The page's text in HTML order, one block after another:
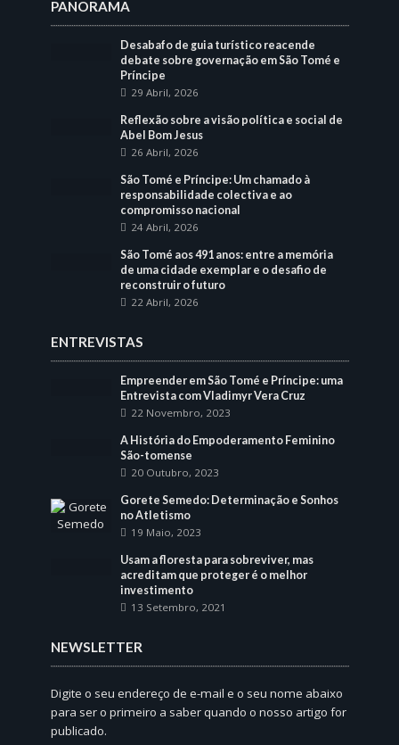
PANORAMA
Desabafo de guia turístico reacende
debate sobre governação em São Tomé e
Príncipe
29 Abril, 2026
Reflexão sobre a visão política e social de
Abel Bom Jesus
26 Abril, 2026
São Tomé e Príncipe: Um chamado à
responsabilidade colectiva e ao
compromisso nacional
24 Abril, 2026
São Tomé aos 491 anos: entre a memória
de uma cidade exemplar e o desafio de
reconstruir o futuro
22 Abril, 2026
ENTREVISTAS
Empreender em São Tomé e Príncipe: uma
Entrevista com Vladimyr Vera Cruz
22 Novembro, 2023
A História do Empoderamento Feminino
São-tomense
20 Outubro, 2023
Gorete Semedo: Determinação e Sonhos
no Atletismo
19 Maio, 2023
Usam a floresta para sobreviver, mas
acreditam que proteger é o melhor
investimento
13 Setembro, 2021
NEWSLETTER
Digite o seu endereço de e-mail e o seu nome abaixo
para ser o primeiro a saber quando o nosso artigo for
publicado.